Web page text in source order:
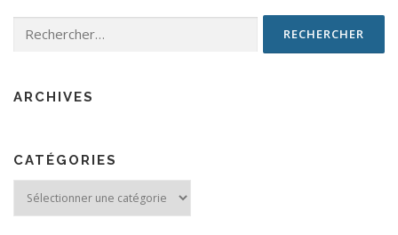
ARCHIVES
CATÉGORIES